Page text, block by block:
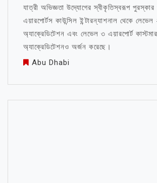
যাত্রী অভিজ্ঞতা উদ্যোগের স্বীকৃতিস্বরূপ পুরস্কার
এয়ারপোর্টস কাউন্সিল ইন্টারন্যাশনাল থেকে লেভেল
অ্যাক্রেডিটেশন এবং লেভেল ৩ এয়ারপোর্ট কাস্টমার
অ্যাক্রেডিটেশনও অর্জন করেছে।
Abu Dhabi